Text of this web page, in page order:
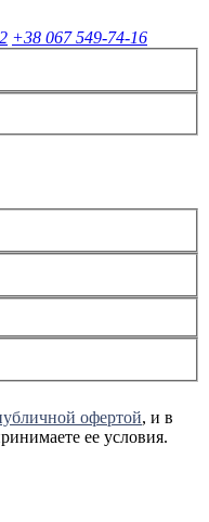
+38 067 549-74-16
офертой, и в
ее условия.